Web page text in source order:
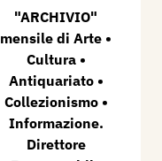
"ARCHIVIO"
mensile di Arte •
Cultura •
Antiquariato •
Collezionismo •
Informazione.
Direttore